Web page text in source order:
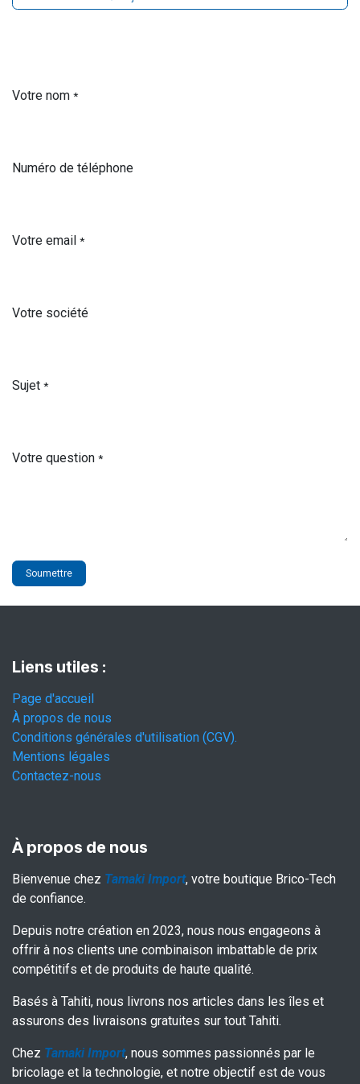
Votre nom *
Numéro de téléphone
Votre email *
Votre société
Sujet *
Votre question *
Soumettre
Liens utiles :
Page d'accueil
À propos de nous
Conditions générales d'utilisation (CGV).
Mentions légales
Contactez-nous
À propos de nous
Bienvenue chez Tamaki Import, votre boutique Brico-Tech
de confiance.
Depuis notre création en 2023, nous nous engageons à
offrir à nos clients une combinaison imbattable de prix
compétitifs et de produits de haute qualité.
Basés à Tahiti, nous livrons nos articles dans les îles et
assurons des livraisons gratuites sur tout Tahiti.
Chez Tamaki Import, nous sommes passionnés par le
bricolage et la technologie, et notre objectif est de vous